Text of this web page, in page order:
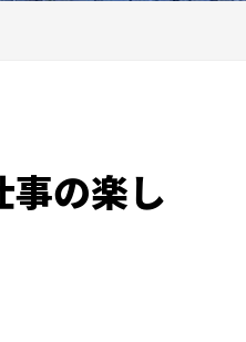
事の楽し